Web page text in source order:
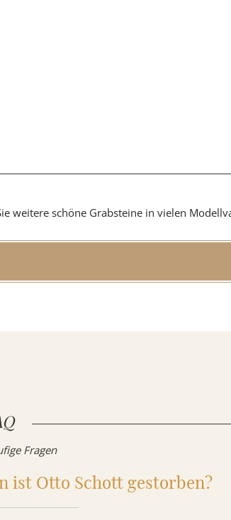
Marmor
weitere schöne Grabsteine in vielen
Fragen
ist Otto Schott gestorben?